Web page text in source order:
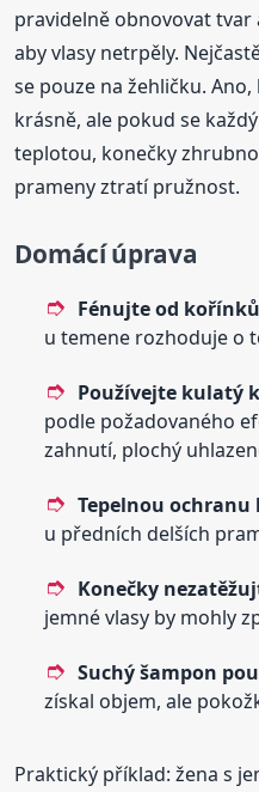
pravidelně obnovovat
aby vlasy netrpěly.
se pouze na žehličku.
krásně, ale pokud se
teplotou, konečky
prameny ztratí pružnost.
Domácí úprava
Fénujte od kořínků
u temene rozhoduje o
Používejte kulatý
podle požadovaného
zahnutí, plochý
Tepelnou
u předních delších
Konečky
jemné vlasy by mohly
Suchý šampon
získal objem, ale
Praktický příklad: žena s